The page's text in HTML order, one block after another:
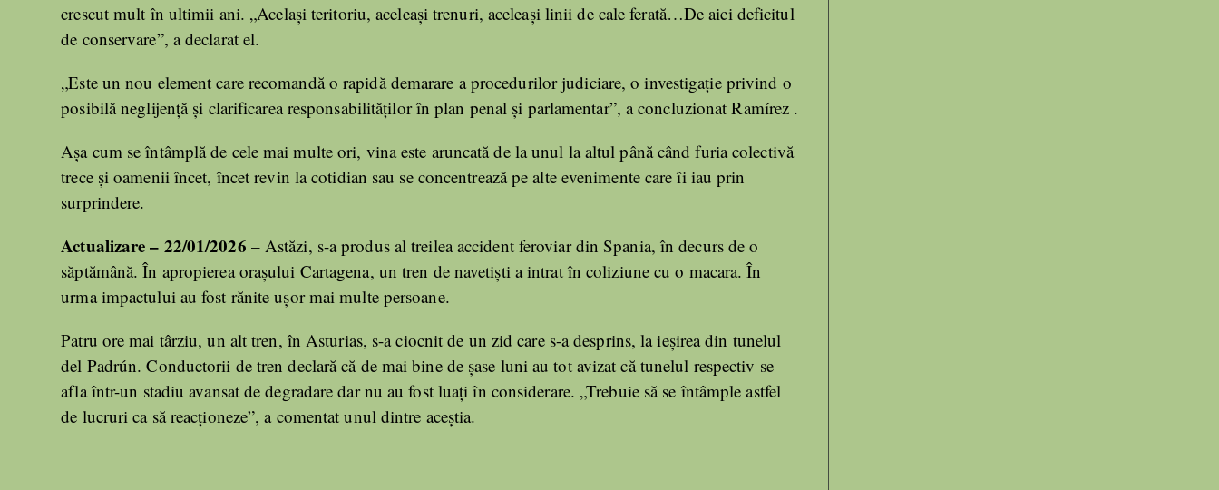
crescut mult în ultimii ani. „Același teritoriu, aceleași trenuri, aceleași linii de cale ferată…De aici deficitul
de conservare”, a declarat el.
„Este un nou element care recomandă o rapidă demarare a procedurilor judiciare, o investigație privind o
posibilă neglijență și clarificarea responsabilităților în plan penal și parlamentar”, a concluzionat Ramírez .
Așa cum se întâmplă de cele mai multe ori, vina este aruncată de la unul la altul până când furia colectivă
trece și oamenii încet, încet revin la cotidian sau se concentrează pe alte evenimente care îi iau prin
surprindere.
Actualizare – 22/01/2026 – Astăzi, s-a produs al treilea accident feroviar din Spania, în decurs de o
săptămână. În apropierea orașului Cartagena, un tren de navetiști a intrat în coliziune cu o macara. În
urma impactului au fost rănite ușor mai multe persoane.
Patru ore mai târziu, un alt tren, în Asturias, s-a ciocnit de un zid care s-a desprins, la ieșirea din tunelul
del Padrún. Conductorii de tren declară că de mai bine de șase luni au tot avizat că tunelul respectiv se
afla într-un stadiu avansat de degradare dar nu au fost luați în considerare. „Trebuie să se întâmple astfel
de lucruri ca să reacționeze”, a comentat unul dintre aceștia.